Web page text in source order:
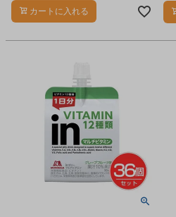
栄養機能食品(ナイアシン、パントテ
ン酸、ビオチン、β-カロテン、ビタ
B6、ビタミンB12、ビタミンC、ビ
カートに入れる